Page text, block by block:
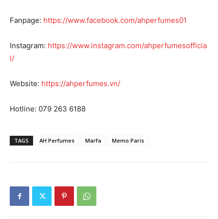
Fanpage: https://www.facebook.com/ahperfumes01
Instagram: https://www.instagram.com/ahperfumesofficia
l/
Website: https://ahperfumes.vn/
Hotline: 079 263 6188
TAGS AH Perfumes Marfa Memo Paris